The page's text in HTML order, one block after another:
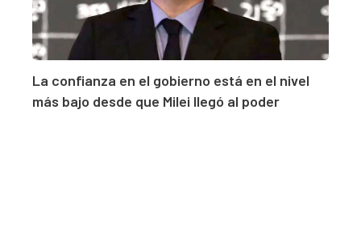
La confianza en el gobierno está en el nivel
más bajo desde que Milei llegó al poder